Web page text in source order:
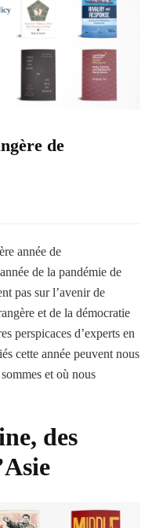
de
année de
de la pandémie de
pas sur l’avenir de
et de la démocratie
perspicaces d’experts en
cette année peuvent nous
et où nous
des